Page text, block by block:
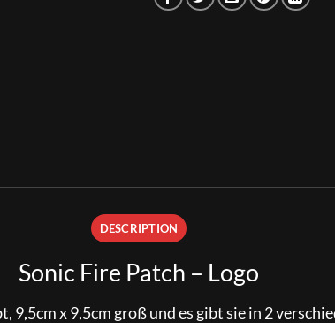
DESCRIPTION
Sonic Fire Patch – Logo
9,5cm x 9,5cm groß und es gibt sie in 2